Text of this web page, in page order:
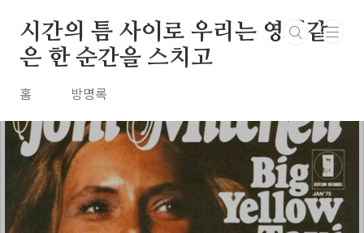
시간의 틈 사이로 우리는 영원같
은 한 순간을 스치고
홈 방명록